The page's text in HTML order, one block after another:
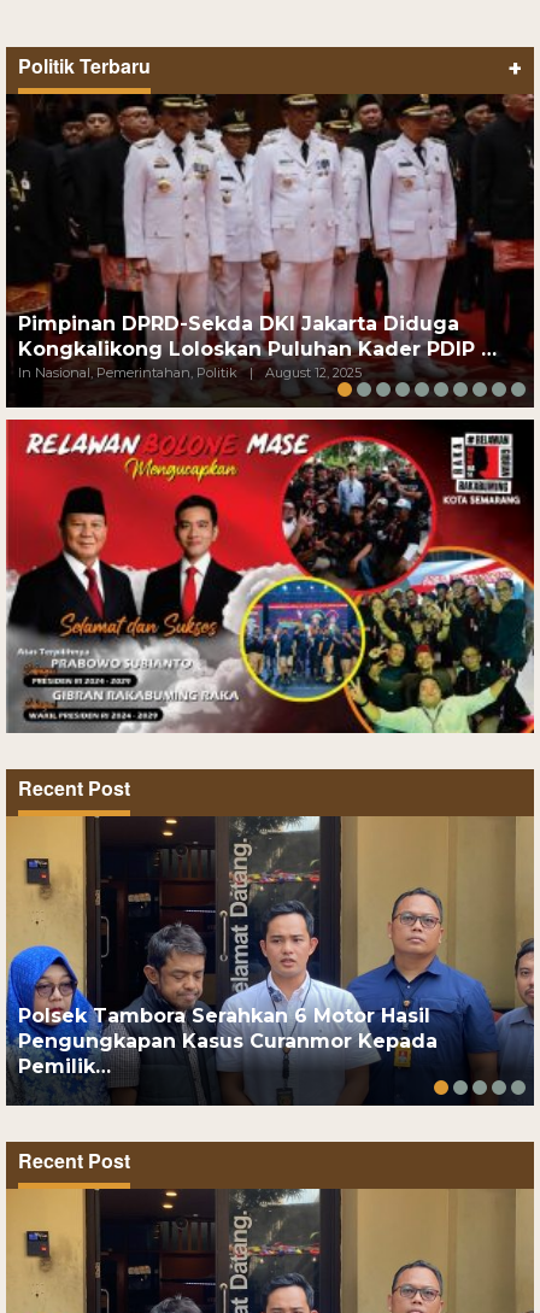
Politik Terbaru +
Pimpinan DPRD-Sekda DKI Jakarta Diduga
Kongkalikong Loloskan Puluhan Kader PDIP …
In Nasional, Pemerintahan, Politik | August 12, 2025
Recent Post
Polsek Tambora Serahkan 6 Motor Hasil
Pengungkapan Kasus Curanmor Kepada
Pemilik…
Recent Post